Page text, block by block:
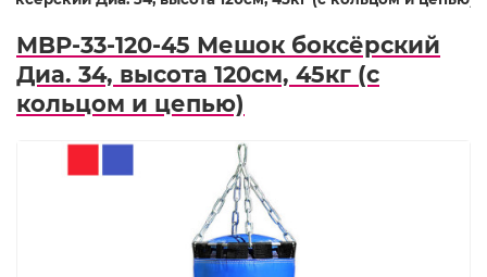
MBP-33-120-45 Мешок боксёрский
Диа. 34, высота 120см, 45кг (с
кольцом и цепью)